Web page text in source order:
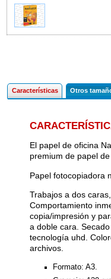
Características Otros
El papel de oficina
premium de papel de
Papel fotocopiadora
Trabajos a dos
Comportamiento
copia/impresión y
a doble cara.
tecnología uhd.
archivos.
Formato: A3.